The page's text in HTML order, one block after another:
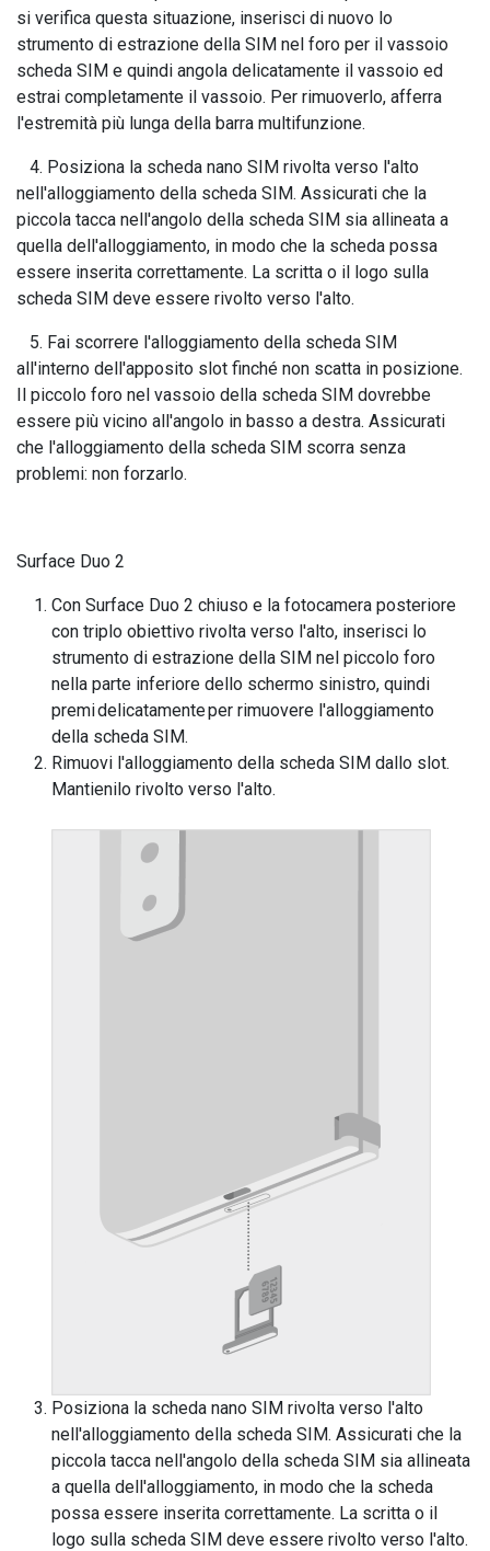
si verifica questa situazione, inserisci di nuovo lo
strumento di estrazione della SIM nel foro per il vassoio
scheda SIM e quindi angola delicatamente il vassoio ed
estrai completamente il vassoio. Per rimuoverlo, afferra
l'estremità più lunga della barra multifunzione.
4. Posiziona la scheda nano SIM rivolta verso l'alto
nell'alloggiamento della scheda SIM. Assicurati che la
piccola tacca nell'angolo della scheda SIM sia allineata a
quella dell'alloggiamento, in modo che la scheda possa
essere inserita correttamente. La scritta o il logo sulla
scheda SIM deve essere rivolto verso l'alto.
5. Fai scorrere l'alloggiamento della scheda SIM
all'interno dell'apposito slot finché non scatta in posizione.
Il piccolo foro nel vassoio della scheda SIM dovrebbe
essere più vicino all'angolo in basso a destra. Assicurati
che l'alloggiamento della scheda SIM scorra senza
problemi: non forzarlo.
Surface Duo 2
Con Surface Duo 2 chiuso e la fotocamera posteriore
con triplo obiettivo rivolta verso l'alto, inserisci lo
strumento di estrazione della SIM nel piccolo foro
nella parte inferiore dello schermo sinistro, quindi
premi delicatamente per rimuovere l'alloggiamento
della scheda SIM.
Rimuovi l'alloggiamento della scheda SIM dallo slot.
Mantienilo rivolto verso l'alto.
Posiziona la scheda nano SIM rivolta verso l'alto
nell'alloggiamento della scheda SIM. Assicurati che la
piccola tacca nell'angolo della scheda SIM sia allineata
a quella dell'alloggiamento, in modo che la scheda
possa essere inserita correttamente. La scritta o il
logo sulla scheda SIM deve essere rivolto verso l'alto.